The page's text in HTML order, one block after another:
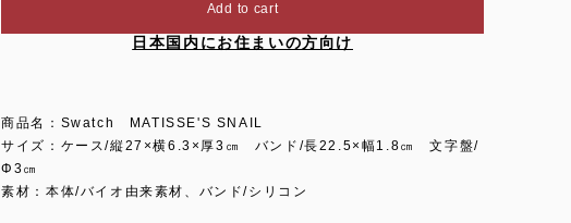
Add to cart
日本国内にお住まいの方向け
商品名：Swatch MATISSE'S SNAIL
サイズ：ケース/縦27×横6.3×厚3㎝ バンド/長22.5×幅1.8㎝ 文字盤/
Φ3㎝
素材：本体/バイオ由来素材、バンド/シリコン